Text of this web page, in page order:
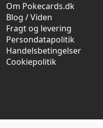
Om Pokecards.dk
Blog / Viden
Fragt og levering
Persondatapolitik
Handelsbetingelser
Cookiepolitik